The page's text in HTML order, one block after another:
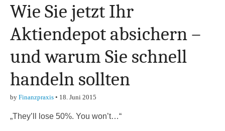
Finanzen,
Marketing-, Vertrieb-
& Investment-Tipps
Wie Sie jetzt Ihr
Aktiendepot absichern –
und warum Sie schnell
handeln sollten
by Finanzpraxis • 18. Juni 2015
„They’ll lose 50%. You won’t…“